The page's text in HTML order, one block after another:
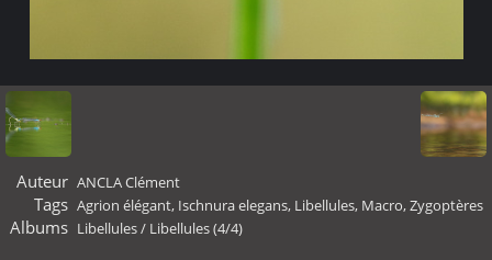
Auteur ANCLA Clément
Tags Agrion élégant, Ischnura elegans, Libellules, Macro,Zygoptères
Albums Libellules/ Libellules (4/4)